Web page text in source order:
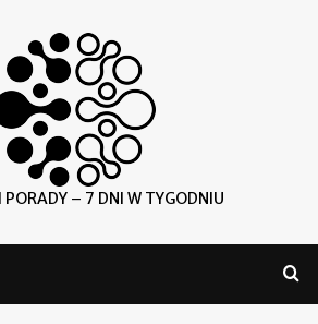
PORADY – 7 DNI W TYGODNIU